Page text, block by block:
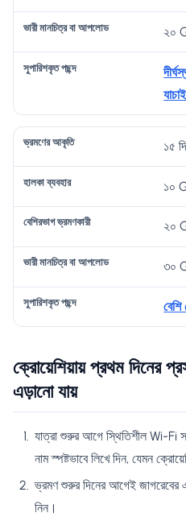
২০
১৫
১০
২০
৩০
ক্রোয়েশিয়ায় প্রথম দিনের
এড়ানো যায়
যাত্রা শুরুর আগে স্থিতিশীল Wi-Fi
নাম স্পষ্টভাবে লিখে দিন, যেমন
ভ্রমণ শুরুর দিনের আগেই
নিন।